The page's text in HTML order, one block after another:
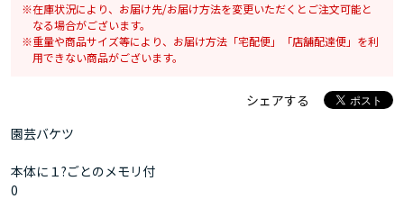
在庫状況により、お届け先/お届け方法を変更いただくとご注文可能と
なる場合がございます。
重量や商品サイズ等により、お届け方法「宅配便」「店舗配達便」を利
用できない商品がございます。
シェアする
園芸バケツ
本体に１?ごとのメモリ付
0